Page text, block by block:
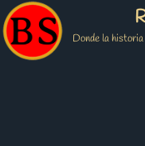
Donde la